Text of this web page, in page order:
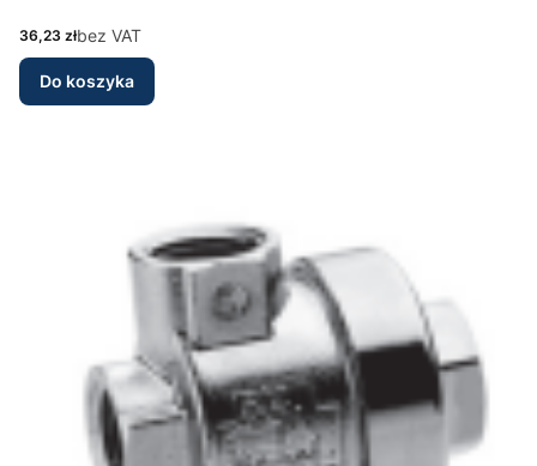
Cena
36,23 złbez VAT
Do koszyka